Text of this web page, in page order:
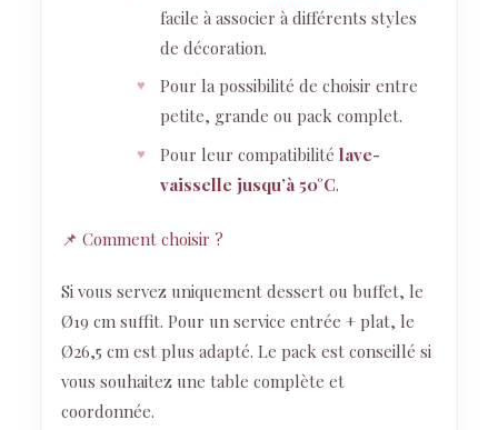
facile à associer à différents styles
de décoration.
Pour la possibilité de choisir entre
petite, grande ou pack complet.
Pour leur compatibilité lave-
vaisselle jusqu’à 50°C.
📌 Comment choisir ?
Si vous servez uniquement dessert ou buffet, le
Ø19 cm suffit. Pour un service entrée + plat, le
Ø26,5 cm est plus adapté. Le pack est conseillé si
vous souhaitez une table complète et
coordonnée.